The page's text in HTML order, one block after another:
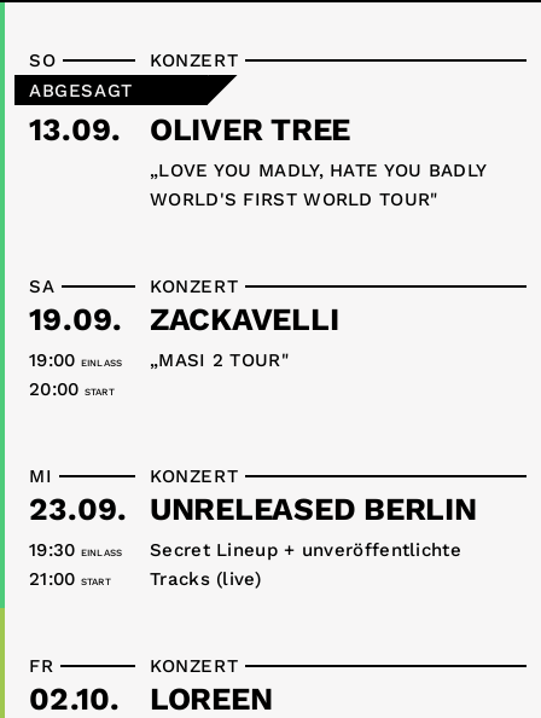
ABGESAGT
SO
13.09.
KONZERT
OLIVER TREE
„LOVE YOU MADLY, HATE YOU BADLY
WORLD'S FIRST WORLD TOUR"
SA
19.09.
EINLASS
19:00
START
20:00
KONZERT
ZACKAVELLI
„MASI 2 TOUR"
MI
23.09.
EINLASS
19:30
START
21:00
KONZERT
UNRELEASED BERLIN
Secret Lineup + unveröffentlichte
Tracks (live)
FR
02.10.
KONZERT
LOREEN